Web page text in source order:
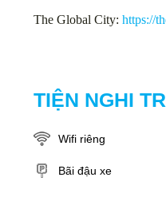
The Global City: https://
TIỆN NGHI
Wifi riêng
Bãi đậu xe